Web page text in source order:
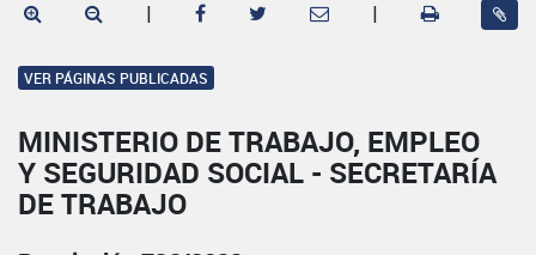
| |
VER PÁGINAS PUBLICADAS
MINISTERIO DE TRABAJO, EMPLEO
Y SEGURIDAD SOCIAL - SECRETARÍA
DE TRABAJO